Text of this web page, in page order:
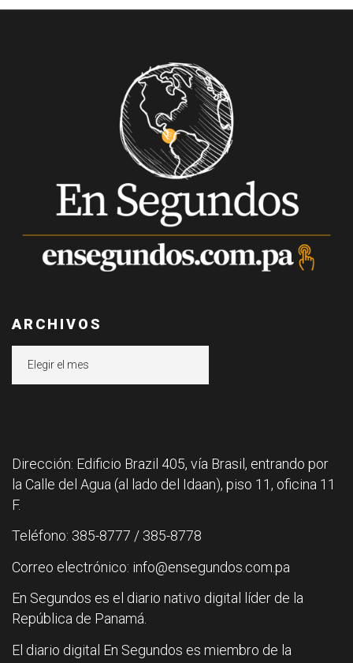
ARCHIVOS
Dirección: Edificio Brazil 405, vía Brasil, entrando por
la Calle del Agua (al lado del Idaan), piso 11, oficina 11
F.
Teléfono: 385-8777 / 385-8778
Correo electrónico: info@ensegundos.com.pa
En Segundos es el diario nativo digital líder de la
República de Panamá.
El diario digital En Segundos es miembro de la